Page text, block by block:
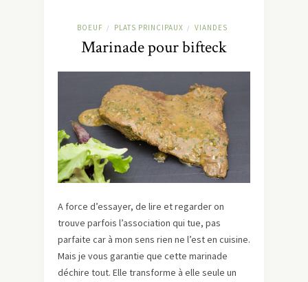
BOEUF / PLATS PRINCIPAUX / VIANDES
Marinade pour bifteck
A force d’essayer, de lire et regarder on
trouve parfois l’association qui tue, pas
parfaite car à mon sens rien ne l’est en cuisine.
Mais je vous garantie que cette marinade
déchire tout. Elle transforme à elle seule un